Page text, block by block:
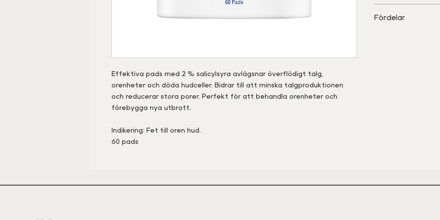
Effektiva pads med 2 % salicylsyra avlägsnar överflödigt talg,
orenheter och döda hudceller. Bidrar till att minska talgproduktionen
och reducerar stora porer. Perfekt för att behandla orenheter och
förebygga nya utbrott.
Indikering: Fet till oren hud.
60 pads
• Glykolsyra,
• Fruktextrakt
och kväll
Fördelar